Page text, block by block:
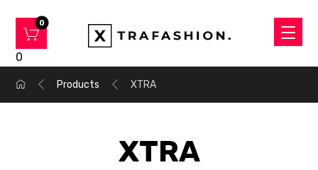
0
Products XTRA
XTRA